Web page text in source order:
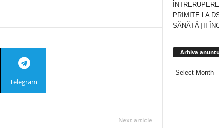
Telegram
Next article
PRIMITE LA
SĂNĂTĂȚII
Arhiva